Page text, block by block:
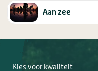
Aan zee
Kies voor kwaliteit